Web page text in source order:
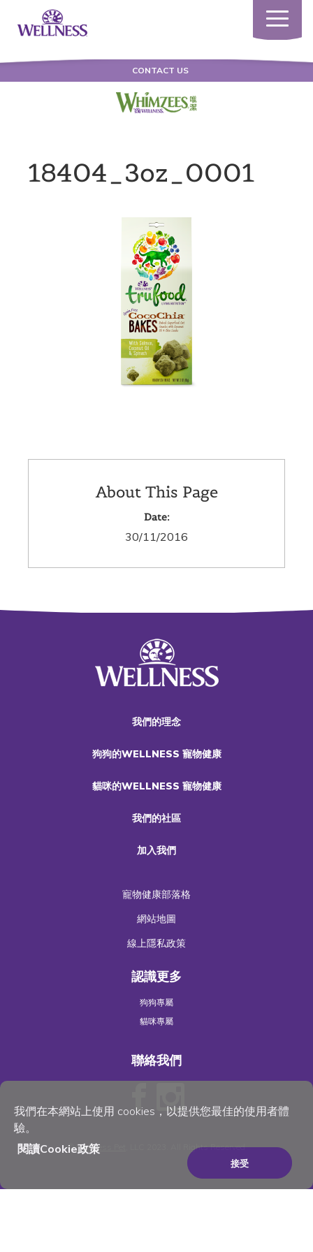
我們在本網站上使用 cookies，以提供您最佳的使用者體
驗。
閱讀Cookie政策
接受
Toggle
CONTACT US
18404_3oz_0001
About This Page
Date:
30/11/2016
我們的理念
狗狗的WELLNESS 寵物健康
貓咪的WELLNESS 寵物健康
我們的社區
加入我們
寵物健康部落格
網站地圖
線上隱私政策
認識更多
狗狗專屬
貓咪專屬
聯絡我們
©Wellness Pet , LLC 2023. All Rights Reserved